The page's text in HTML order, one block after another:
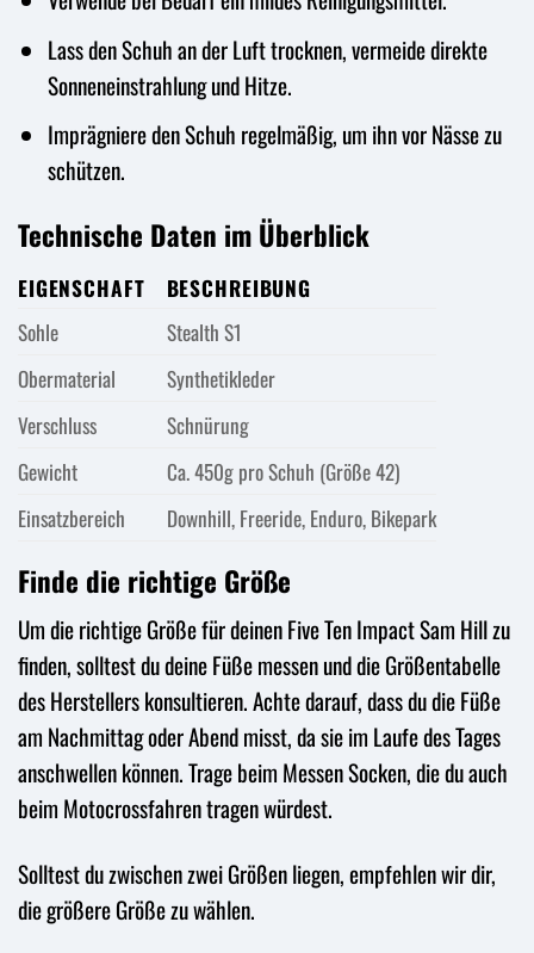
Lass den Schuh an der Luft trocknen, vermeide direkte
Sonneneinstrahlung und Hitze.
Imprägniere den Schuh regelmäßig, um ihn vor Nässe zu
schützen.
Technische Daten im Überblick
EIGENSCHAFT
BESCHREIBUNG
Sohle
Stealth S1
Obermaterial
Synthetikleder
Verschluss
Schnürung
Gewicht
Ca. 450g pro Schuh (Größe 42)
Einsatzbereich
Downhill, Freeride, Enduro, Bikepark
Finde die richtige Größe
Um die richtige Größe für deinen Five Ten Impact Sam Hill zu
finden, solltest du deine Füße messen und die Größentabelle
des Herstellers konsultieren. Achte darauf, dass du die Füße
am Nachmittag oder Abend misst, da sie im Laufe des Tages
anschwellen können. Trage beim Messen Socken, die du auch
beim Motocrossfahren tragen würdest.
Solltest du zwischen zwei Größen liegen, empfehlen wir dir,
die größere Größe zu wählen.